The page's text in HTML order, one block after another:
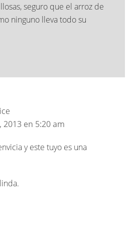
seguro que el arroz de
ninguno lleva todo su
2013 en 5:20 am
y este tuyo es una